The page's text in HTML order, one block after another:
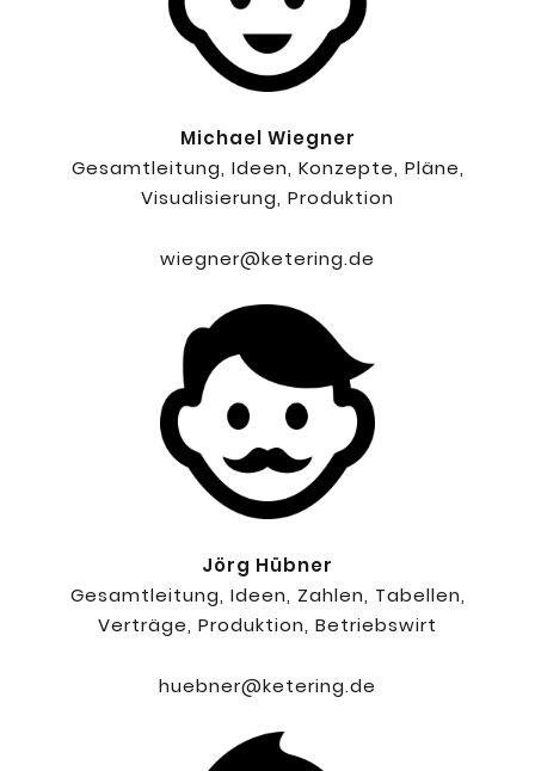
Michael Wiegner
Gesamtleitung, Ideen, Konzepte, Pläne,
Visualisierung, Produktion
wiegner@ketering.de
Jörg Hübner
Gesamtleitung, Ideen, Zahlen, Tabellen,
Verträge, Produktion, Betriebswirt
huebner@ketering.de